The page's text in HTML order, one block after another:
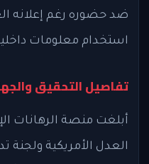
ضد حضوره رغم إعلانه
استخدام معلومات
تفاصيل التحقيق
أبلغت منصة الرهانات